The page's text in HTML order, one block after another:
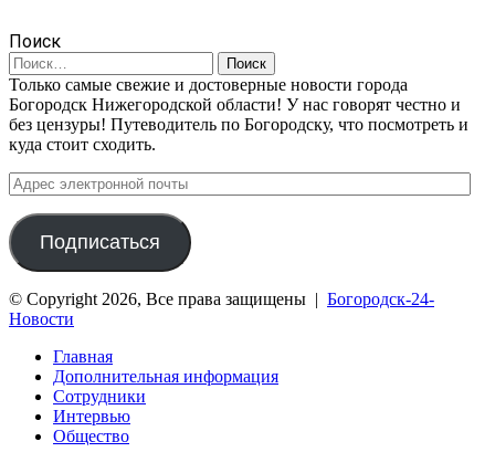
Поиск
Найти:
Только самые свежие и достоверные новости города
Богородск Нижегородской области! У нас говорят честно и
без цензуры! Путеводитель по Богородску, что посмотреть и
куда стоит сходить.
Адрес
электронной
почты
Подписаться
© Copyright 2026, Все права защищены | Богородск-24-
Новости
Главная
Дополнительная информация
Сотрудники
Интервью
Общество